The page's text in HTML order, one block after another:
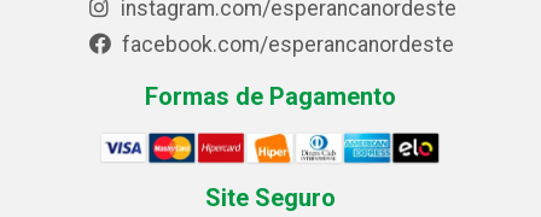
instagram.com/esperancanordeste
facebook.com/esperancanordeste
Formas de Pagamento
Site Seguro